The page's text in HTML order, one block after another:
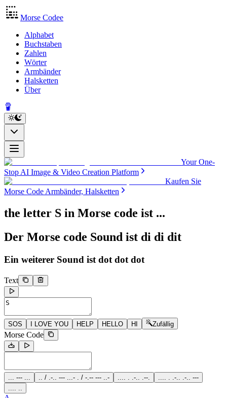
Morse Codee
Alphabet
Buchstaben
Zahlen
Wörter
Armbänder
Halsketten
Über
Your One-
Stop AI Image & Video Creation Platform
Kaufen Sie
Morse Code Armbänder, Halsketten
the letter S in Morse code ist ...
Der Morse code Sound ist di di dit
Ein weiterer Sound ist dot dot dot
Text
SOS I LOVE YOU HELP HELLO HI Zufällig
Morse Code
... --- ... .. / .-.. --- ...- . / -.-- --- ..- .... . .-.. .--.
.... . .-.. .-.. ---
.... ..